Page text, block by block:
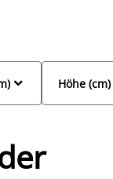
uns einig, dass
Sortiment
 Höhe (cm)